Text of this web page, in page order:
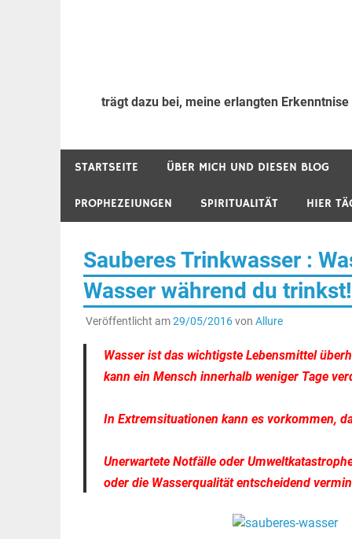
trägt dazu bei, meine erlangten
STARTSEITE ÜBER MICH UND DIESEN BLOG
PROPHEZEIUNGEN SPIRITUALITÄT HIER
Sauberes Trinkwasser :
Wasser während du trinkst!
Veröffentlicht am29/05/2016von Allure
Wasser ist das wichtigste Lebensmittel
kann ein Mensch innerhalb weniger Tage
In Extremsituationen kann es vorkommen,
Unerwartete Notfälle oder
oder die Wasserqualität entscheidend